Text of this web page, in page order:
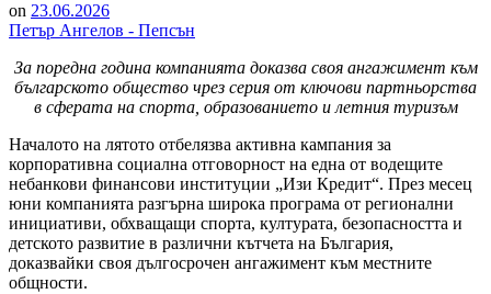
on 23.06.2026
Петър Ангелов - Пепсън
За поредна година компанията доказва своя ангажимент към
българското общество чрез серия от ключови партньорства
в сферата на спорта, образованието и летния туризъм
Началото на лятото отбелязва активна кампания за
корпоративна социална отговорност на една от водещите
небанкови финансови институции „Изи Кредит“. През месец
юни компанията разгърна широка програма от регионални
инициативи, обхващащи спорта, културата, безопасността и
детското развитие в различни кътчета на България,
доказвайки своя дългосрочен ангажимент към местните
общности.